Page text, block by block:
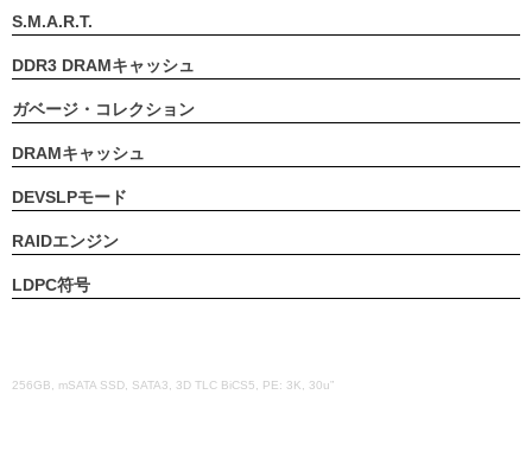
S.M.A.R.T.
DDR3 DRAMキャッシュ
ガベージ・コレクション
DRAMキャッシュ
DEVSLPモード
RAIDエンジン
LDPC符号
256GB, mSATA SSD, SATA3, 3D TLC BiCS5, PE: 3K, 30u”